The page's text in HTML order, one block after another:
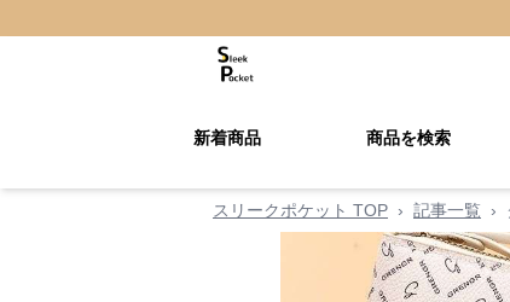
新着商品 商品を検索
スリークポケット TOP › 記事一覧 ›